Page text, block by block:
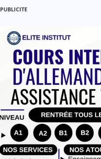
PUBLICITE